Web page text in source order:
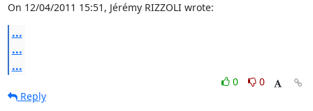
On 12/04/2011 15:51, Jérémy RIZZOLI wrote:
...
...
...
0
0
Reply